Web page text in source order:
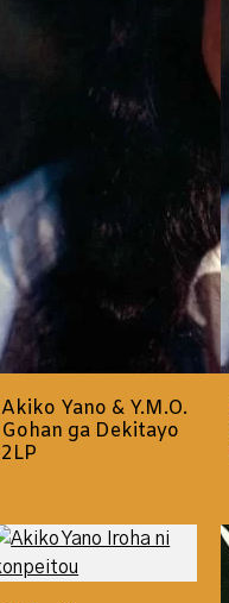
Akiko Yano & Y.M.O.
Gohan ga Dekitayo
2LP